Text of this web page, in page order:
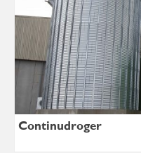
Continudroger